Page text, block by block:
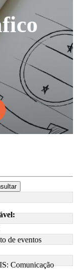
de eventos
Comunicação